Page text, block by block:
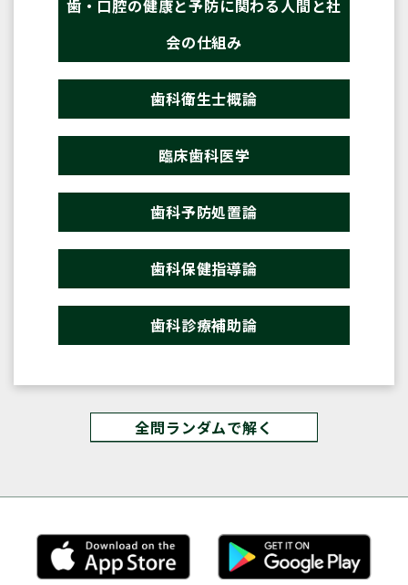
歯・口腔の健康と予防に関わる人間と社
会の仕組み
歯科衛生士概論
臨床歯科医学
歯科予防処置論
歯科保健指導論
歯科診療補助論
全問ランダムで解く